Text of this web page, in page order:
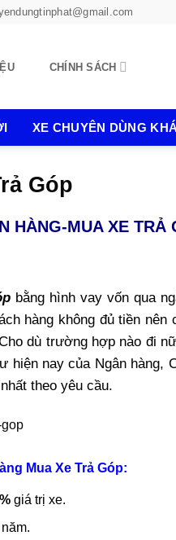
CHÍNH SÁCH
XE CHUYÊN DÙNG
Góp
HÀNG-MUA XE TRẢ
bằng hình vay vốn qua
hàng không đủ tiền
dù trường hợp nào đi
hiện nay của Ngân hàng,
theo yêu cầu.
Mua Xe Trả Góp:
giá trị xe.
năm.